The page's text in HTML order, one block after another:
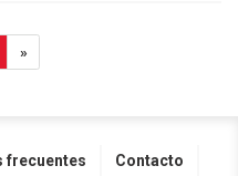
»
frecuentes Contacto